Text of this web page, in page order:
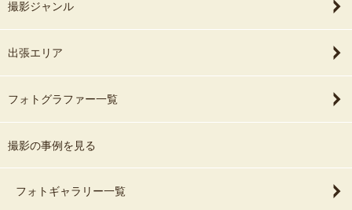
撮影ジャンル
出張エリア
フォトグラファー一覧
撮影の事例を見る
フォトギャラリー一覧